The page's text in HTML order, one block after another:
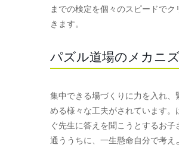
までの検定を個々のスピードでク
きます。
パズル道場のメカニ
集中できる場づくりに力を入れ、
める様々な工夫がされています。
ぐ先生に答えを聞こうとするお子
通ううちに、一生懸命自分で考え